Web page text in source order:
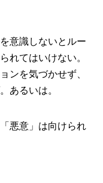
意識しないとルー
れてはいけない。
ンを気づかせず、
あるいは。
悪意」は向けられ